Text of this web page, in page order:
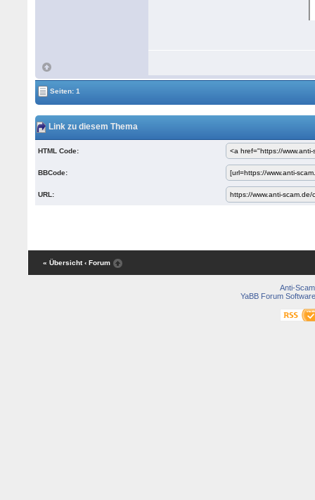
Seiten: 1
Link zu diesem Thema
HTML Code:
BBCode:
URL:
« Übersicht ‹ Forum
Anti-Scam
YaBB Forum Software